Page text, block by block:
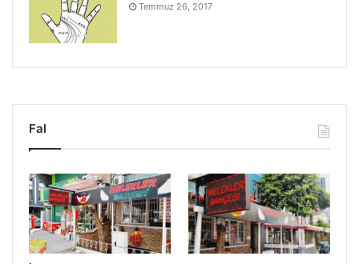
Temmuz 26, 2017
Fal